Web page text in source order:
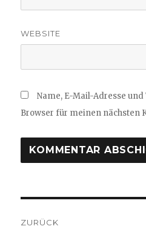
WEBSITE
Name, E-Mail-Adresse
Browser für meinen nächsten
ZURÜCK